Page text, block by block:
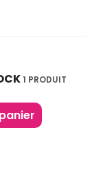
1 PRODUIT